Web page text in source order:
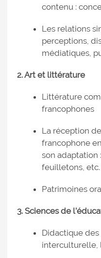
contenu :
Les relations
perceptions,
médiatiques,
2. Art et littérature
Littérature
francophones
La réception
francophone
son adaptation
feuilletons, etc.
Patrimoines
3. Sciences de
Didactique
interculturelle,